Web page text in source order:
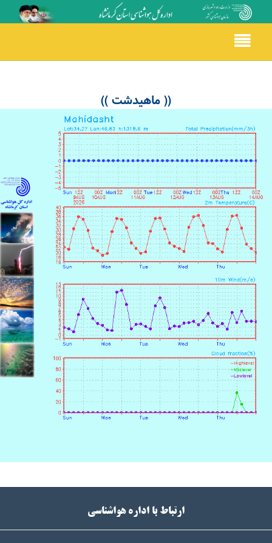
Toggle
navigation
(( ماهیدشت ))
ارتباط با اداره هواشناسی